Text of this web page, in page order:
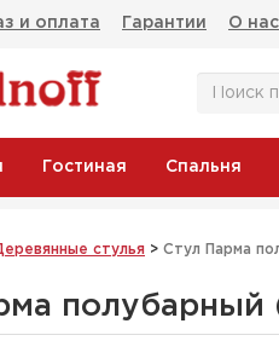
и оплата Гарантии О нас
Гостиная Спальня
стулья > Стул Парма
полубарный